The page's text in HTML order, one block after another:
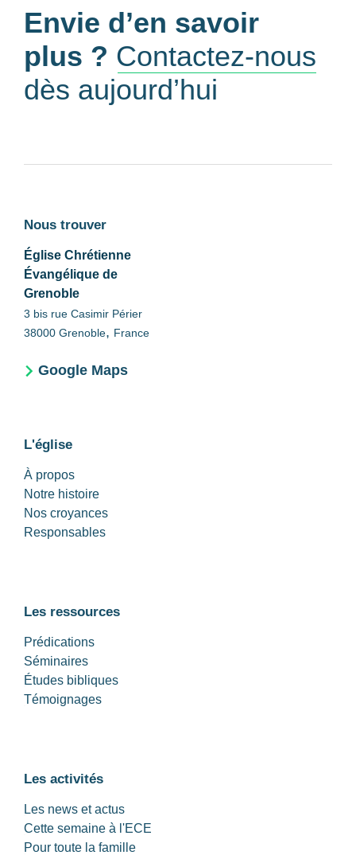
Envie d’en savoir
plus ? Contactez-nous
dès aujourd’hui
Nous trouver
Église Chrétienne
Évangélique de
Grenoble
3 bis rue Casimir Périer
38000 Grenoble, France
Google Maps
L'église
À propos
Notre histoire
Nos croyances
Responsables
Les ressources
Prédications
Séminaires
Études bibliques
Témoignages
Les activités
Les news et actus
Cette semaine à l'ECE
Pour toute la famille